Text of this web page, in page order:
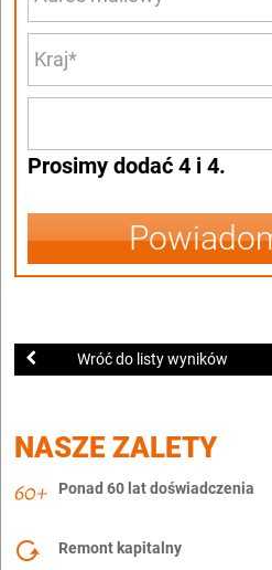
Prosimy dodać 4 i 4.
Wróć do listy wyników
NASZE ZALETY
Ponad 60 lat doświadczenia
Remont kapitalny